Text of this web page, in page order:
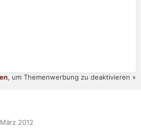
, um Themenwerbung zu deaktivieren »
2012